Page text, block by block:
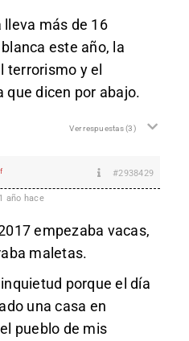
lleva más de 16
este año, la
terrorismo y el
dicen por abajo.
Ver respuestas(3)
#2938429
1 año hace
empezaba vacas,
maletas.
porque el día
una casa en
pueblo de mis